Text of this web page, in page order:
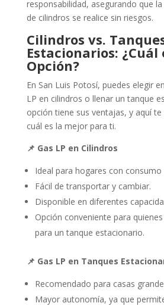
responsabilidad, asegurando que
de cilindros se realice sin riesgos.
Cilindros vs.
Estacionarios: ¿Cuál
Opción?
En San Luis Potosí, puedes elegir
LP en cilindros o llenar un tanque
opción tiene sus ventajas, y aquí
cuál es la mejor para ti.
📌 Gas LP en Cilindros
Ideal para hogares con
Fácil de transportar y cambiar.
Disponible en diferentes
Opción conveniente para
para un tanque estacionario.
📌 Gas LP en Tanques
Recomendado para casas
Mayor autonomía, ya que